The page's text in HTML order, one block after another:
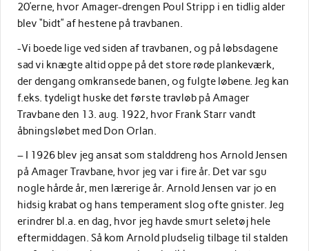
20’erne, hvor Amager-drengen Poul Stripp i en tidlig alder
blev “bidt” af hestene på travbanen.
-Vi boede lige ved siden af travbanen, og på løbsdagene
sad vi knægte altid oppe på det store røde plankeværk,
der dengang omkransede banen, og fulgte løbene. Jeg kan
f.eks. tydeligt huske det første travløb på Amager
Travbane den 13. aug. 1922, hvor Frank Starr vandt
åbningsløbet med Don Orlan.
– I 1926 blev jeg ansat som stalddreng hos Arnold Jensen
på Amager Travbane, hvor jeg var i fire år. Det var sgu
nogle hårde år, men lærerige år. Arnold Jensen var jo en
hidsig krabat og hans temperament slog ofte gnister. Jeg
erindrer bl.a. en dag, hvor jeg havde smurt seletøj hele
eftermiddagen. Så kom Arnold pludselig tilbage til stalden